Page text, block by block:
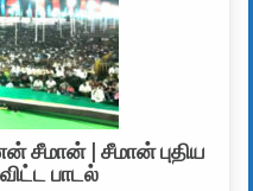
சீமான் | சீமான் புதிய
பாடல்